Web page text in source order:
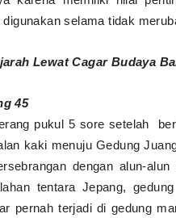
digunakan selama tidak
Lewat Cagar Budaya
45
pukul 5 sore setelah
kaki menuju Gedung
dengan alun-
tentara Jepang,
pernah terjadi di gedung